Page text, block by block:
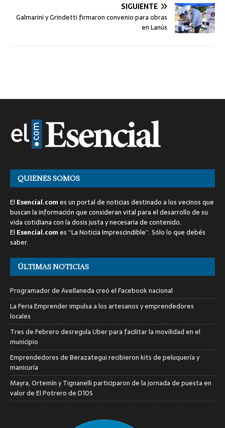
SIGUIENTE
Galmarini y Grindetti firmaron convenio para obras
en Lanús
QUIENES SOMOS
El Esencial.comes un portal de noticias destinado a los vecinos que
buscan la información que consideran vital para el desarrollo de su
vida cotidiana con la dosis justa y necesaria de contenido.
El Esencial.comes “La Noticia Imprescindible”. Sólo lo que debés
saber.
ÚLTIMAS NOTICIAS
Programador de Avellaneda creó el Facebook nacional
La Feria Emprender impulsa a los artesanos y emprendedores
locales
Tres de Febrero desregula Uber para facilitar la movilidad en el
municipio
Emprendedores de Berazategui recibieron kits de peluquería y
manicuría
Mayra, Ortemín y Tignanelli participaron de la jornada de puesta en
valor de El Potrero de D10S